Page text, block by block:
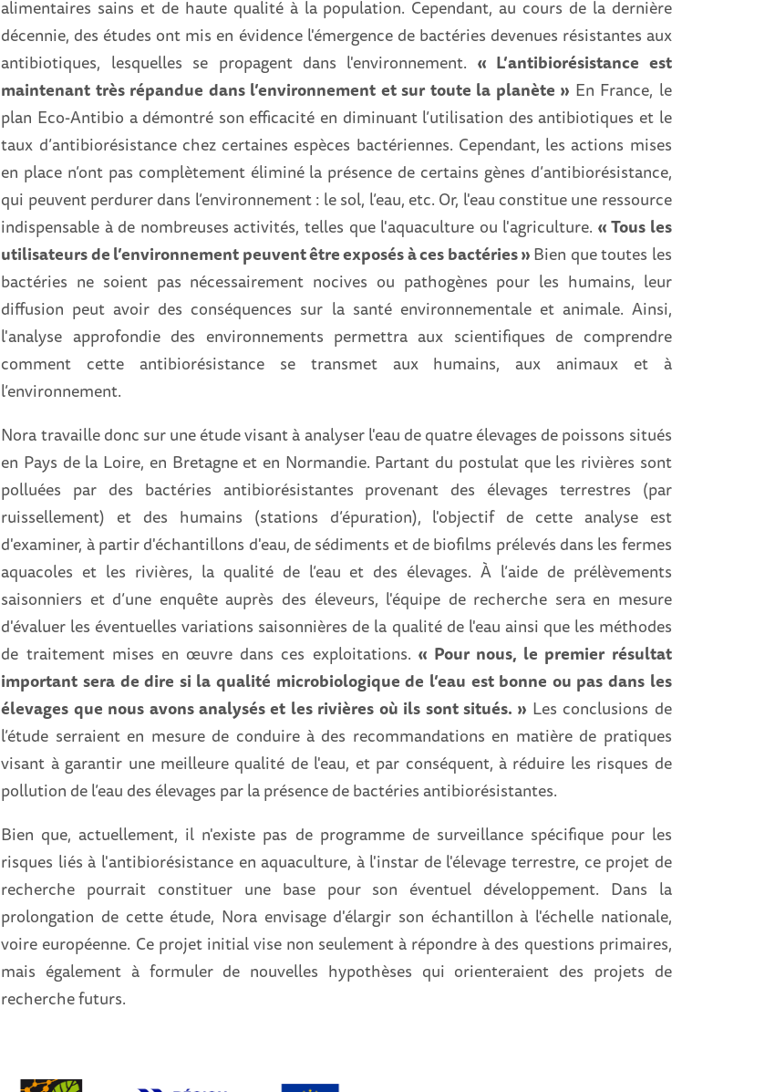
alimentaires sains et de haute qualité à la population. Cependant, au cours de la dernière
décennie, des études ont mis en évidence l'émergence de bactéries devenues résistantes aux
antibiotiques, lesquelles se propagent dans l'environnement. « L’antibiorésistance est
maintenant très répandue dans l’environnement et sur toute la planète » En France, le
plan Eco-Antibio a démontré son efficacité en diminuant l’utilisation des antibiotiques et le
taux d’antibiorésistance chez certaines espèces bactériennes. Cependant, les actions mises
en place n’ont pas complètement éliminé la présence de certains gènes d’antibiorésistance,
qui peuvent perdurer dans l’environnement : le sol, l’eau, etc. Or, l'eau constitue une ressource
indispensable à de nombreuses activités, telles que l'aquaculture ou l'agriculture. « Tous les
utilisateurs de l’environnement peuvent être exposés à ces bactéries »Bien que toutes les
bactéries ne soient pas nécessairement nocives ou pathogènes pour les humains, leur
diffusion peut avoir des conséquences sur la santé environnementale et animale. Ainsi,
l'analyse approfondie des environnements permettra aux scientifiques de comprendre
comment cette antibiorésistance se transmet aux humains, aux animaux et à
l’environnement.
Nora travaille donc sur une étude visant à analyser l'eau de quatre élevages de poissons situés
en Pays de la Loire, en Bretagne et en Normandie. Partant du postulat que les rivières sont
polluées par des bactéries antibiorésistantes provenant des élevages terrestres (par
ruissellement) et des humains (stations d’épuration), l'objectif de cette analyse est
d'examiner, à partir d'échantillons d'eau, de sédiments et de biofilms prélevés dans les fermes
aquacoles et les rivières, la qualité de l’eau et des élevages. À l’aide de prélèvements
saisonniers et d’une enquête auprès des éleveurs, l'équipe de recherche sera en mesure
d'évaluer les éventuelles variations saisonnières de la qualité de l'eau ainsi que les méthodes
de traitement mises en œuvre dans ces exploitations. « Pour nous, le premier résultat
important sera de dire si la qualité microbiologique de l’eau est bonne ou pas dans les
élevages que nous avons analysés et les rivières où ils sont situés. » Les conclusions de
l’étude serraient en mesure de conduire à des recommandations en matière de pratiques
visant à garantir une meilleure qualité de l'eau, et par conséquent, à réduire les risques de
pollution de l’eau des élevages par la présence de bactéries antibiorésistantes.
Bien que, actuellement, il n'existe pas de programme de surveillance spécifique pour les
risques liés à l'antibiorésistance en aquaculture, à l'instar de l'élevage terrestre, ce projet de
recherche pourrait constituer une base pour son éventuel développement. Dans la
prolongation de cette étude, Nora envisage d'élargir son échantillon à l'échelle nationale,
voire européenne. Ce projet initial vise non seulement à répondre à des questions primaires,
mais également à formuler de nouvelles hypothèses qui orienteraient des projets de
recherche futurs.